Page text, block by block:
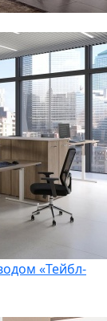
«Тейбл-